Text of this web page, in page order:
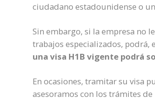
ciudadano estadounidense o
Sin embargo, si la empresa no
trabajos especializados, podrá,
una visa H1B vigente podrá
En ocasiones, tramitar su visa
asesoramos con los trámites